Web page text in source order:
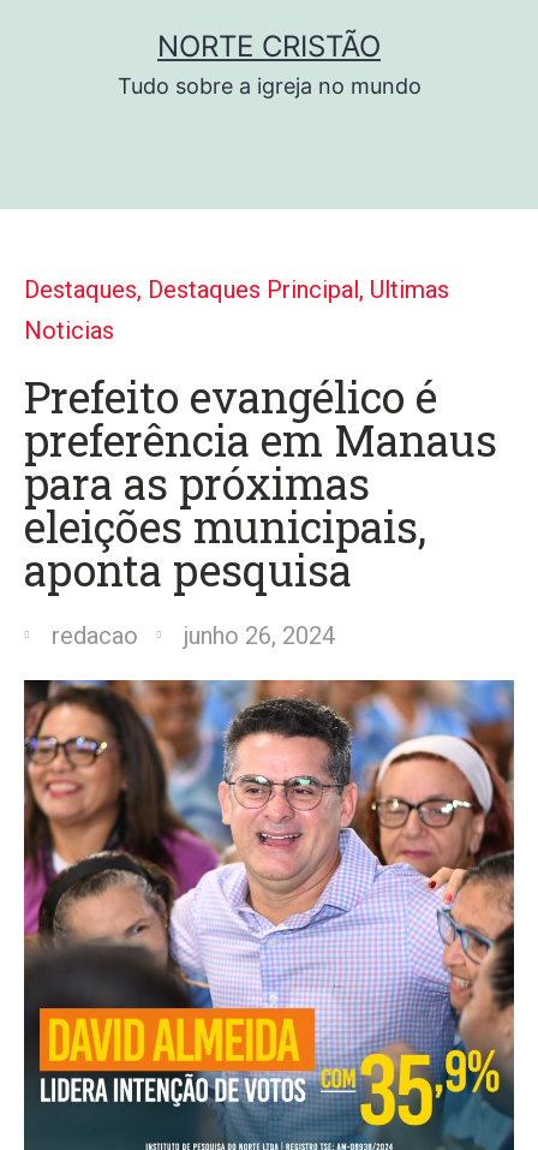
NORTE CRISTÃO
Tudo sobre a igreja no mundo
Destaques, Destaques Principal, Ultimas
Noticias
Prefeito evangélico é
preferência em Manaus
para as próximas
eleições municipais,
aponta pesquisa
redacao junho 26, 2024